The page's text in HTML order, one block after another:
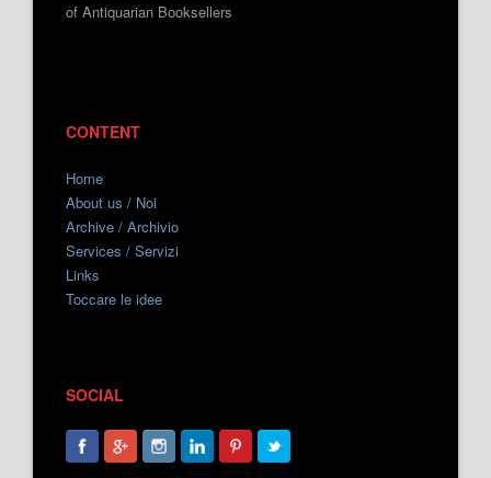
of Antiquarian Booksellers
CONTENT
Home
About us / Noi
Archive / Archivio
Services / Servizi
Links
Toccare le idee
SOCIAL